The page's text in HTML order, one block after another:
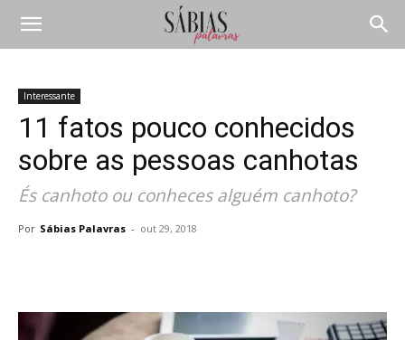
Interessante
11 fatos pouco conhecidos
sobre as pessoas canhotas
És canhoto ou conheces alguém canhoto?
Por Sábias Palavras - out 29, 2018